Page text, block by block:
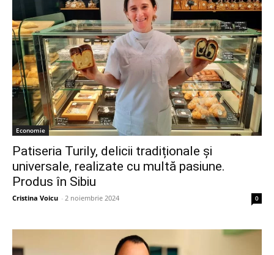
Economie
Patiseria Turily, delicii tradiționale și
universale, realizate cu multă pasiune.
Produs în Sibiu
Cristina Voicu - 2 noiembrie 2024 0